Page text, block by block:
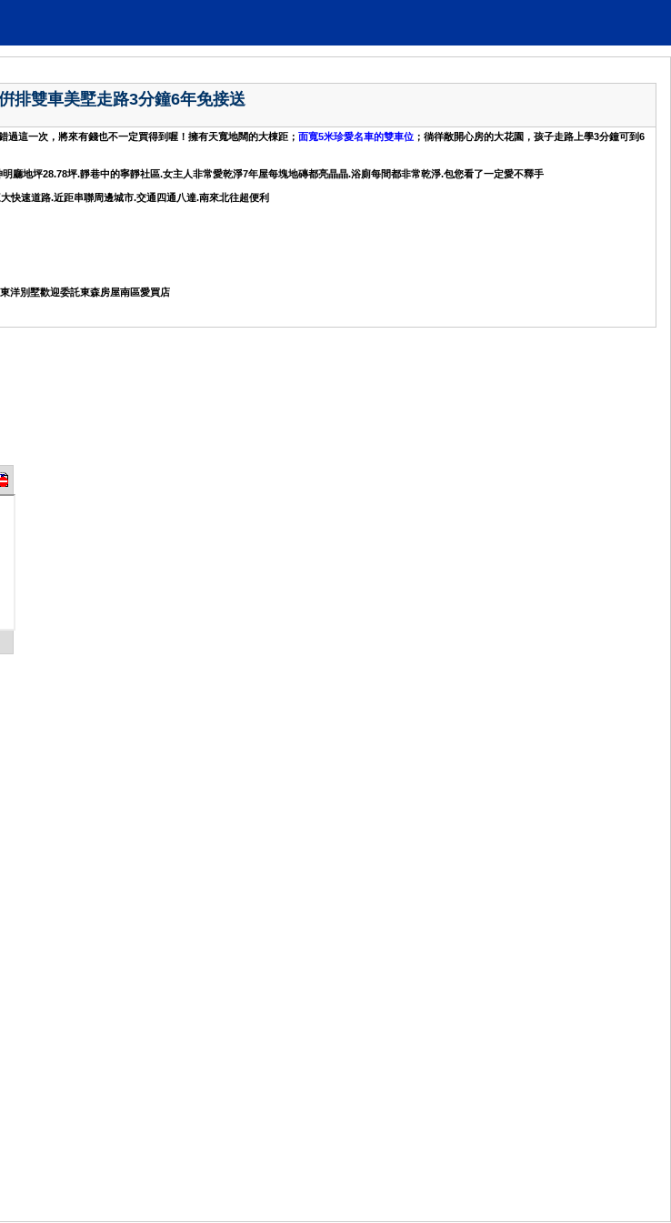
排雙車美墅走路3分鐘6年免接送
過這一次，將來有錢也不一定買得到喔！擁有天寬地闊的大棟距； 面寬5米珍愛名車的雙車位；徜徉敞開心房的大花園，孩子走路上學3分鐘可到6
廳地坪28.78坪.靜巷中的寧靜社區.女主人非常愛乾淨7年屋每塊地磚都亮晶晶.浴廁每間都非常乾淨.包您看了一定愛不釋手
快速道路.近距串聯周邊城市.交通四通八達.南來北往超便利
洋別墅歡迎委託東森房屋南區愛買店